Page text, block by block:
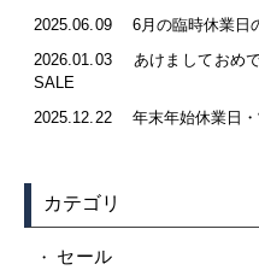
2025.06.09
6月の臨時休業日
2026.01.03
あけましておめ
SALE
2025.12.22
年末年始休業日
カテゴリ
セール